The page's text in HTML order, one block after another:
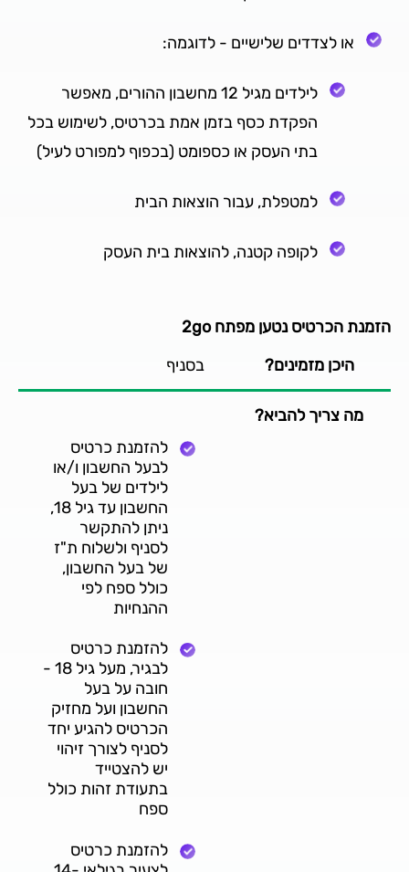
או לצדדים שלישיים - לדוגמה:
לילדים מגיל 12 מחשבון ההורים, מאפשר
הפקדת כסף בזמן אמת בכרטיס, לשימוש בכל
בתי העסק או כספומט (בכפוף למפורט לעיל)
למטפלת, עבור הוצאות הבית
לקופה קטנה, להוצאות בית העסק
הזמנת הכרטיס נטען מפתח 2go
היכן מזמינים?
בסניף
מה צריך להביא?
להזמנת כרטיס
לבעל החשבון ו/או
לילדים של בעל
החשבון עד גיל 18,
ניתן להתקשר
לסניף ולשלוח ת"ז
של בעל החשבון,
כולל ספח לפי
ההנחיות
להזמנת כרטיס
לבגיר, מעל גיל 18 -
חובה על בעל
החשבון ועל מחזיק
הכרטיס להגיע יחד
לסניף לצורך זיהוי
יש להצטייד
בתעודת זהות כולל
ספח
להזמנת כרטיס